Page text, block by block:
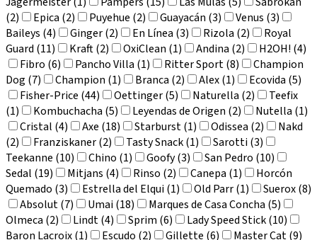
(2)
Epica (2) Puyehue (2) Guayacán (3)
Venus (3)
Baileys (4)
Ginger (2) En Línea (3) Rizola (2)
Royal
Guard (11)
Kraft (2) OxiClean (1) Andina (2)
H2OH! (4)
Fibro (6)
Pancho Villa (1) Ritter Sport (8)
Champion
Dog (7)
Champion (1) Branca (2) Alex (1)
Ecovida (5)
Fisher-Price (44)
Oettinger (5) Naturella (2)
Teefix
(1)
Kombuchacha (5) Leyendas de Origen (2)
Nutella (1)
Cristal (4)
Axe (18) Starburst (1) Odissea (2)
Nakd
(2)
Franziskaner (2) Tasty Snack (1)
Sarotti (3)
Teekanne (10)
Chino (1) Goofy (3)
San Pedro (10)
Sedal (19)
Mitjans (4) Rinso (2) Canepa (1)
Horcón
Quemado (3)
Estrella del Elqui (1) Old Parr (1)
Suerox (8)
Absolut (7)
Umai (18)
Marques de Casa Concha (5)
Olmeca (2)
Lindt (4) Sprim (6)
Lady Speed Stick (10)
Baron Lacroix (1)
Escudo (2) Gillette (6)
Master Cat (9)